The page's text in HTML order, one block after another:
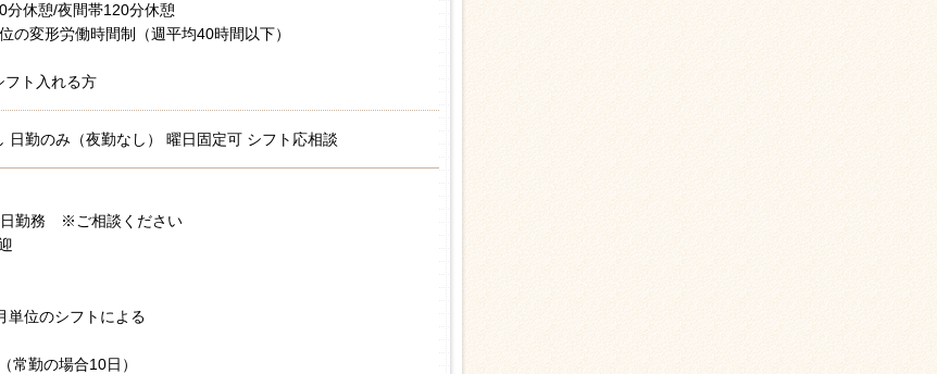
分休憩/夜間帯120分休憩
の変形労働時間制（週平均40時間以下）
フト入れる方
日勤のみ（夜勤なし） 曜日固定可 シフト応相談
勤務 ※ご相談ください
位のシフトによる
勤の場合10日）